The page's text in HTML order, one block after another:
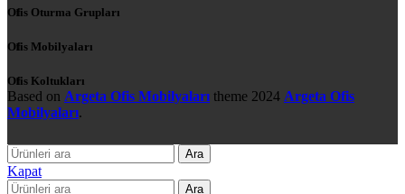
Ofis Oturma Grupları
Ofis Mobilyaları
Ofis Koltukları
Based on Argeta Ofis Mobilyaları theme 2024 Argeta Ofis
Mobilyaları.
Ara
Kapat
Ara